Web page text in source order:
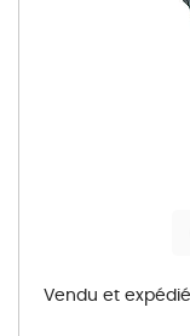
gallery
Vendu et